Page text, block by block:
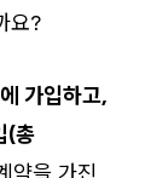
요?
가입하고,
(총
약을 가진